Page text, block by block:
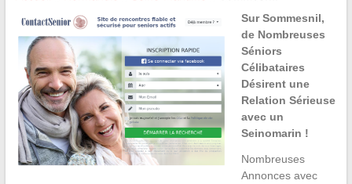
Sur Sommesnil,
de Nombreuses
Séniors
Célibataires
Désirent une
Relation Sérieuse
avec un
Seinomarin !
Nombreuses
Annonces avec